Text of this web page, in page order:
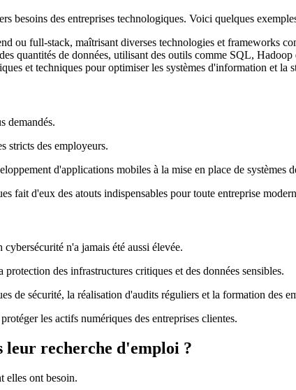
besoins des entreprises technologiques. Voici quelques
ou full-stack, maîtrisant diverses technologies et frameworks
quantités de données, utilisant des outils comme SQL,
et techniques pour optimiser les systèmes d'information et la
demandés.
stricts des employeurs.
d'applications mobiles à la mise en place de systèmes
fait d'eux des atouts indispensables pour toute entreprise
n'a jamais été aussi élevée.
des infrastructures critiques et des données sensibles.
de sécurité, la réalisation d'audits réguliers et la formation des
les actifs numériques des entreprises clientes.
leur recherche d'emploi ?
elles ont besoin.